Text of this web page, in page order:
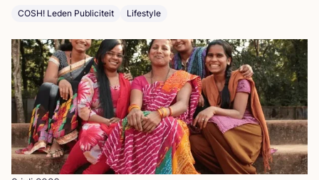
COSH! Leden Publiciteit Lifestyle